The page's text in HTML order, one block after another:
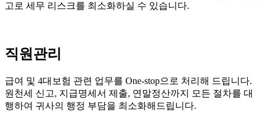
고로 세무 리스크를 최소화하실 수 있습니다.
직원관리
급여 및 4대보험 관련 업무를 One-stop으로 처리해 드립니다.
원천세 신고, 지급명세서 제출, 연말정산까지 모든 절차를 대
행하여 귀사의 행정 부담을 최소화해드립니다.